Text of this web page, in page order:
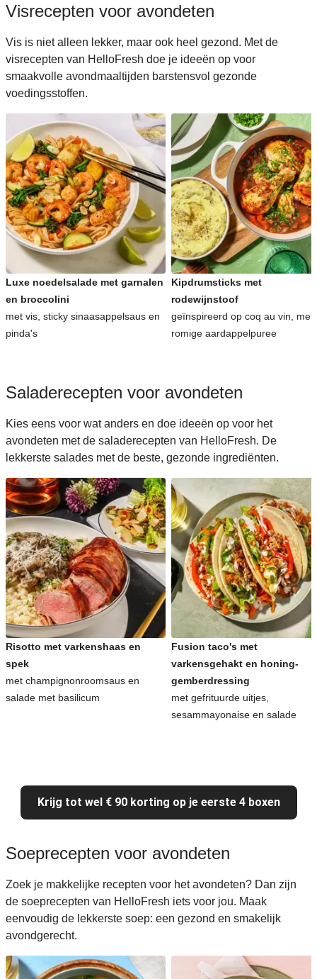
Visrecepten voor avondeten
Vis is niet alleen lekker, maar ook heel gezond. Met de
visrecepten van HelloFresh doe je ideeën op voor
smaakvolle avondmaaltijden barstensvol gezonde
voedingsstoffen.
Luxe noedelsalade met garnalen
en broccolini
met vis, sticky sinaasappelsaus en
pinda's
Kipdrumsticks met
rodewijnstoof
geïnspireerd op coq au vin, met
romige aardappelpuree
Saladerecepten voor avondeten
Kies eens voor wat anders en doe ideeën op voor het
avondeten met de saladerecepten van HelloFresh. De
lekkerste salades met de beste, gezonde ingrediënten.
Risotto met varkenshaas en
spek
met champignonroomsaus en
salade met basilicum
Fusion taco's met
varkensgehakt en honing-
gemberdressing
met gefrituurde uitjes,
sesammayonaise en salade
Krijg tot wel € 90 korting op je eerste 4 boxen
Soeprecepten voor avondeten
Zoek je makkelijke recepten voor het avondeten? Dan zijn
de soeprecepten van HelloFresh iets voor jou. Maak
eenvoudig de lekkerste soep: een gezond en smakelijk
avondgerecht.